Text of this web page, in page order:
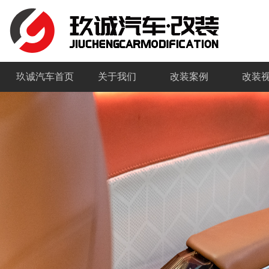
玖诚汽车首页 关于我们 改装案例 改装